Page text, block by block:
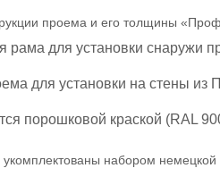
проема и его толщины
рама для установки снаружи
для установки на стены из
порошковой краской (RAL
укомплектованы набором